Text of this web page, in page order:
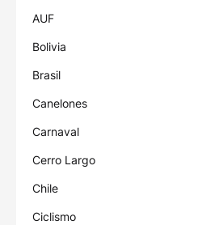
AUF
Bolivia
Brasil
Canelones
Carnaval
Cerro Largo
Chile
Ciclismo